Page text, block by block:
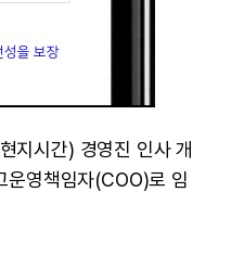
지시간) 경영진 인사 개
영책임자(COO)로 임